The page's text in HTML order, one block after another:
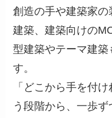
創造の手や建築家
建築、建築向けの
型建築やテーマ建築
す。
「どこから手を付
う段階から、一歩